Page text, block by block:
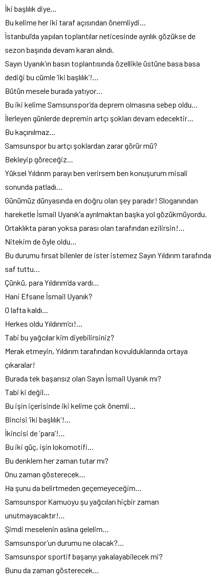
İki başlılık diye…
Bu kelime her iki taraf açısından önemliydi…
İstanbul’da yapılan toplantılar neticesinde ayrılık gözükse de
sezon başında devam kararı alındı.
Sayın Uyanık’ın basın toplantısında özellikle üstüne basa basa
dediği bu cümle ‘iki başlılık’!…
Bütün mesele burada yatıyor…
Bu iki kelime Samsunspor’da deprem olmasına sebep oldu…
İlerleyen günlerde depremin artçı şokları devam edecektir…
Bu kaçınılmaz…
Samsunspor bu artçı şoklardan zarar görür mü?
Bekleyip göreceğiz…
Yüksel Yıldırım parayı ben verirsem ben konuşurum misali
sonunda patladı…
Günümüz dünyasında en doğru olan şey paradır! Sloganından
hareketle İsmail Uyanık’a ayrılmaktan başka yol gözükmüyordu.
Ortaklıkta paran yoksa parası olan tarafından ezilirsin!…
Nitekim de öyle oldu…
Bu durumu fırsat bilenler de ister istemez Sayın Yıldırım tarafında
saf tuttu…
Çünkü, para Yıldırım’da vardı…
Hani Efsane İsmail Uyanık?
O lafta kaldı…
Herkes oldu Yıldırım’cı!…
Tabi bu yağcılar kim diyebilirsiniz?
Merak etmeyin, Yıldırım tarafından kovulduklarında ortaya
çıkaralar!
Burada tek başarısız olan Sayın İsmail Uyanık mı?
Tabi ki değil…
Bu işin içerisinde iki kelime çok önemli…
Bincisi ‘iki başlılık’!…
İkincisi de ‘para’!…
Bu iki güç, işin lokomotifi…
Bu denklem her zaman tutar mı?
Onu zaman gösterecek…
Ha şunu da belirtmeden geçemeyeceğim…
Samsunspor Kamuoyu şu yağcıları hiçbir zaman
unutmayacaktır!…
Şimdi meselenin aslına gelelim…
Samsunspor’un durumu ne olacak?…
Samsunspor sportif başarıyı yakalayabilecek mi?
Bunu da zaman gösterecek…